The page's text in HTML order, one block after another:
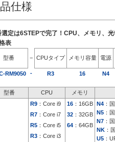
仕様
選定は6STEPで完了！CPU、メモリ、
表
型番 − CPUタイプ メモリ容量 電源
RM9050 - R3 16 N4
型番 CPU メモリ
R9 ：Core i9 16 ：16GB N4 ：
N5 ：
N7 ：
NK ：
U5 ：
R7 ：Core i7 32 ：32GB
R5 ：Core i5 64 ：64GB
R3 ：Core i3